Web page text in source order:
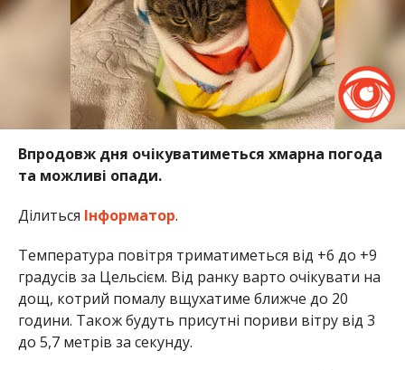
Впродовж дня очікуватиметься хмарна погода
та можливі опади.
Ділиться Інформатор.
Температура повітря триматиметься від +6 до +9
градусів за Цельсієм. Від ранку варто очікувати на
дощ, котрий помалу вщухатиме ближче до 20
години. Також будуть присутні пориви вітру від 3
до 5,7 метрів за секунду.